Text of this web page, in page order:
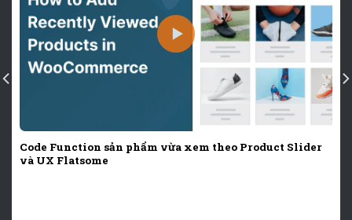
Code Function sản phẩm vừa xem theo Product Slider
và UX Flatsome